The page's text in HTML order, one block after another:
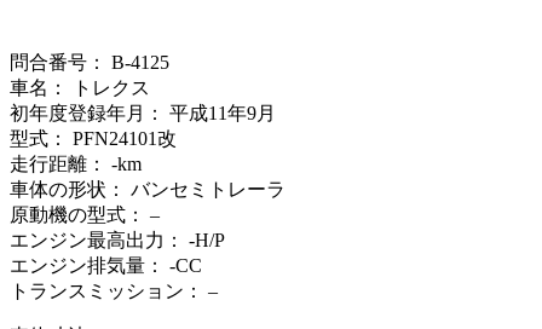
問合番号： B-4125
車名： トレクス
初年度登録年月： 平成11年9月
型式： PFN24101改
走行距離： -km
車体の形状： バンセミトレーラ
原動機の型式： –
エンジン最高出力： -H/P
エンジン排気量： -CC
トランスミッション： –